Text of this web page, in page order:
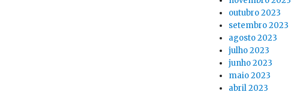
outubro 2023
setembro 2023
agosto 2023
julho 2023
junho 2023
maio 2023
abril 2023